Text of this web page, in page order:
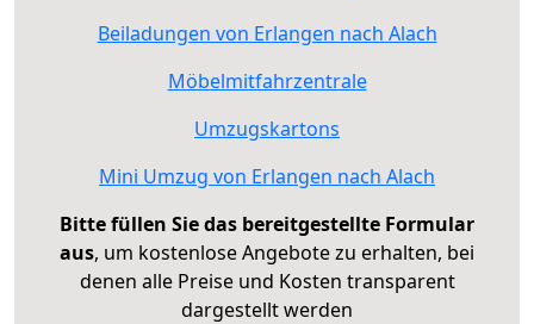
Beiladungen von Erlangen nach Alach
Möbelmitfahrzentrale
Umzugskartons
Mini Umzug von Erlangen nach Alach
Bitte füllen Sie das bereitgestellte Formular
aus, um kostenlose Angebote zu erhalten, bei
denen alle Preise und Kosten transparent
dargestellt werden